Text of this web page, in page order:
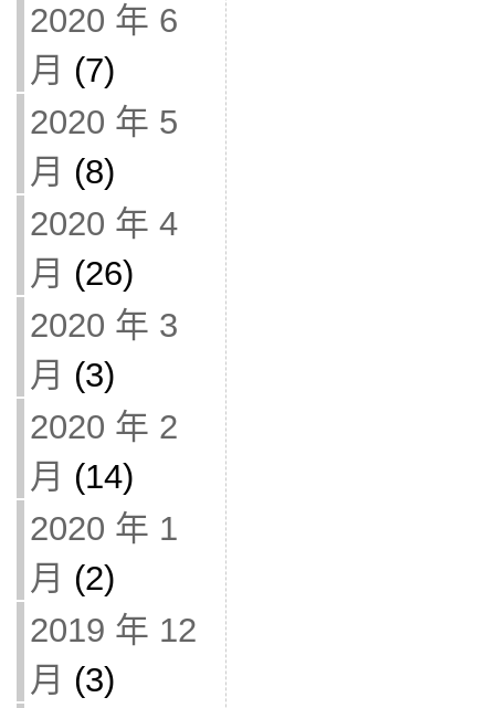
2020 年 6
月 (7)
2020 年 5
月 (8)
2020 年 4
月 (26)
2020 年 3
月 (3)
2020 年 2
月 (14)
2020 年 1
月 (2)
2019 年 12
月 (3)